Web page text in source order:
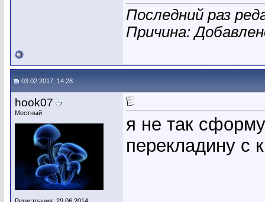
Последний раз
Причина:
03.02.2017, 14:28
hook07
Местный
я не так
перекладину с